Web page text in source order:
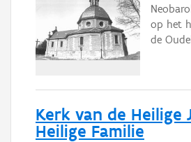
op het
de
Kerk van de Heilige
Heilige Familie